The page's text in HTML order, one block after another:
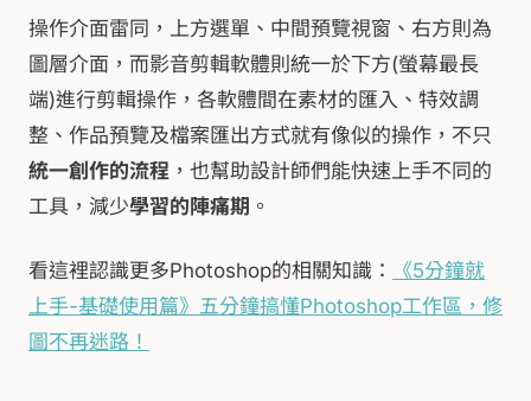
操作介面雷同，上方選單、中間預覽視窗、右方則為
圖層介面，而影音剪輯軟體則統一於下方(螢幕最長
端)進行剪輯操作，各軟體間在素材的匯入、特效調
整、作品預覽及檔案匯出方式就有像似的操作，不只
統一創作的流程 ，也幫助設計師們能快速上手不同的
工具，減少學習的陣痛期 。
看這裡認識更多Photoshop的相關知識：
《5分鐘就
上手-基礎使用篇》五分鐘搞懂Photoshop工作區，修
圖不再迷路！